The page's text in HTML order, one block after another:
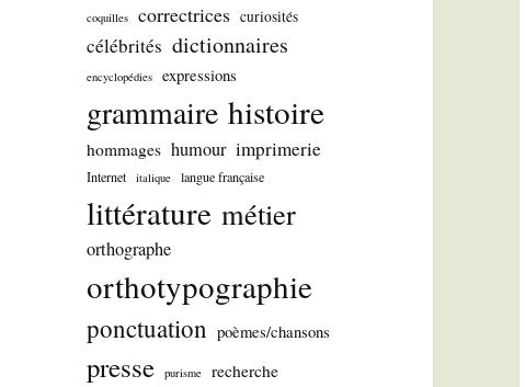
coquilles correctrices curiosités
célébrités dictionnaires
encyclopédies expressions
grammaire histoire
hommages humour imprimerie
Internet italique langue française
littérature métier
orthographe
orthotypographie
ponctuation poèmes/chansons
presse purisme
recherche